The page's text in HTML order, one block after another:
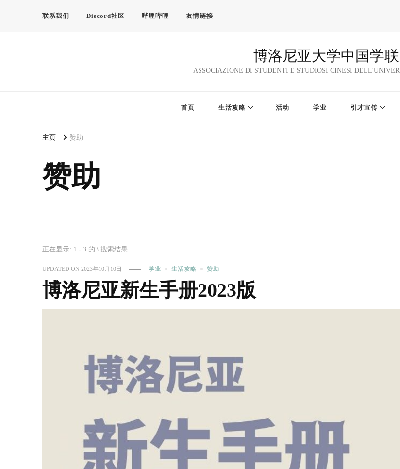
联系我们 Discord社区 哔哩哔哩 友情链接
博洛尼亚大学中国学联
ASSOCIAZIONE DI STUDENTI E STUDIOSI CINESI
首页 生活攻略 活动 学业 引才宣传
主页 赞助
赞助
正在显示: 1 - 3 的3 搜索结果
UPDATED ON2023年10月10日 学业 生活攻略 赞助
博洛尼亚新生手册2023版